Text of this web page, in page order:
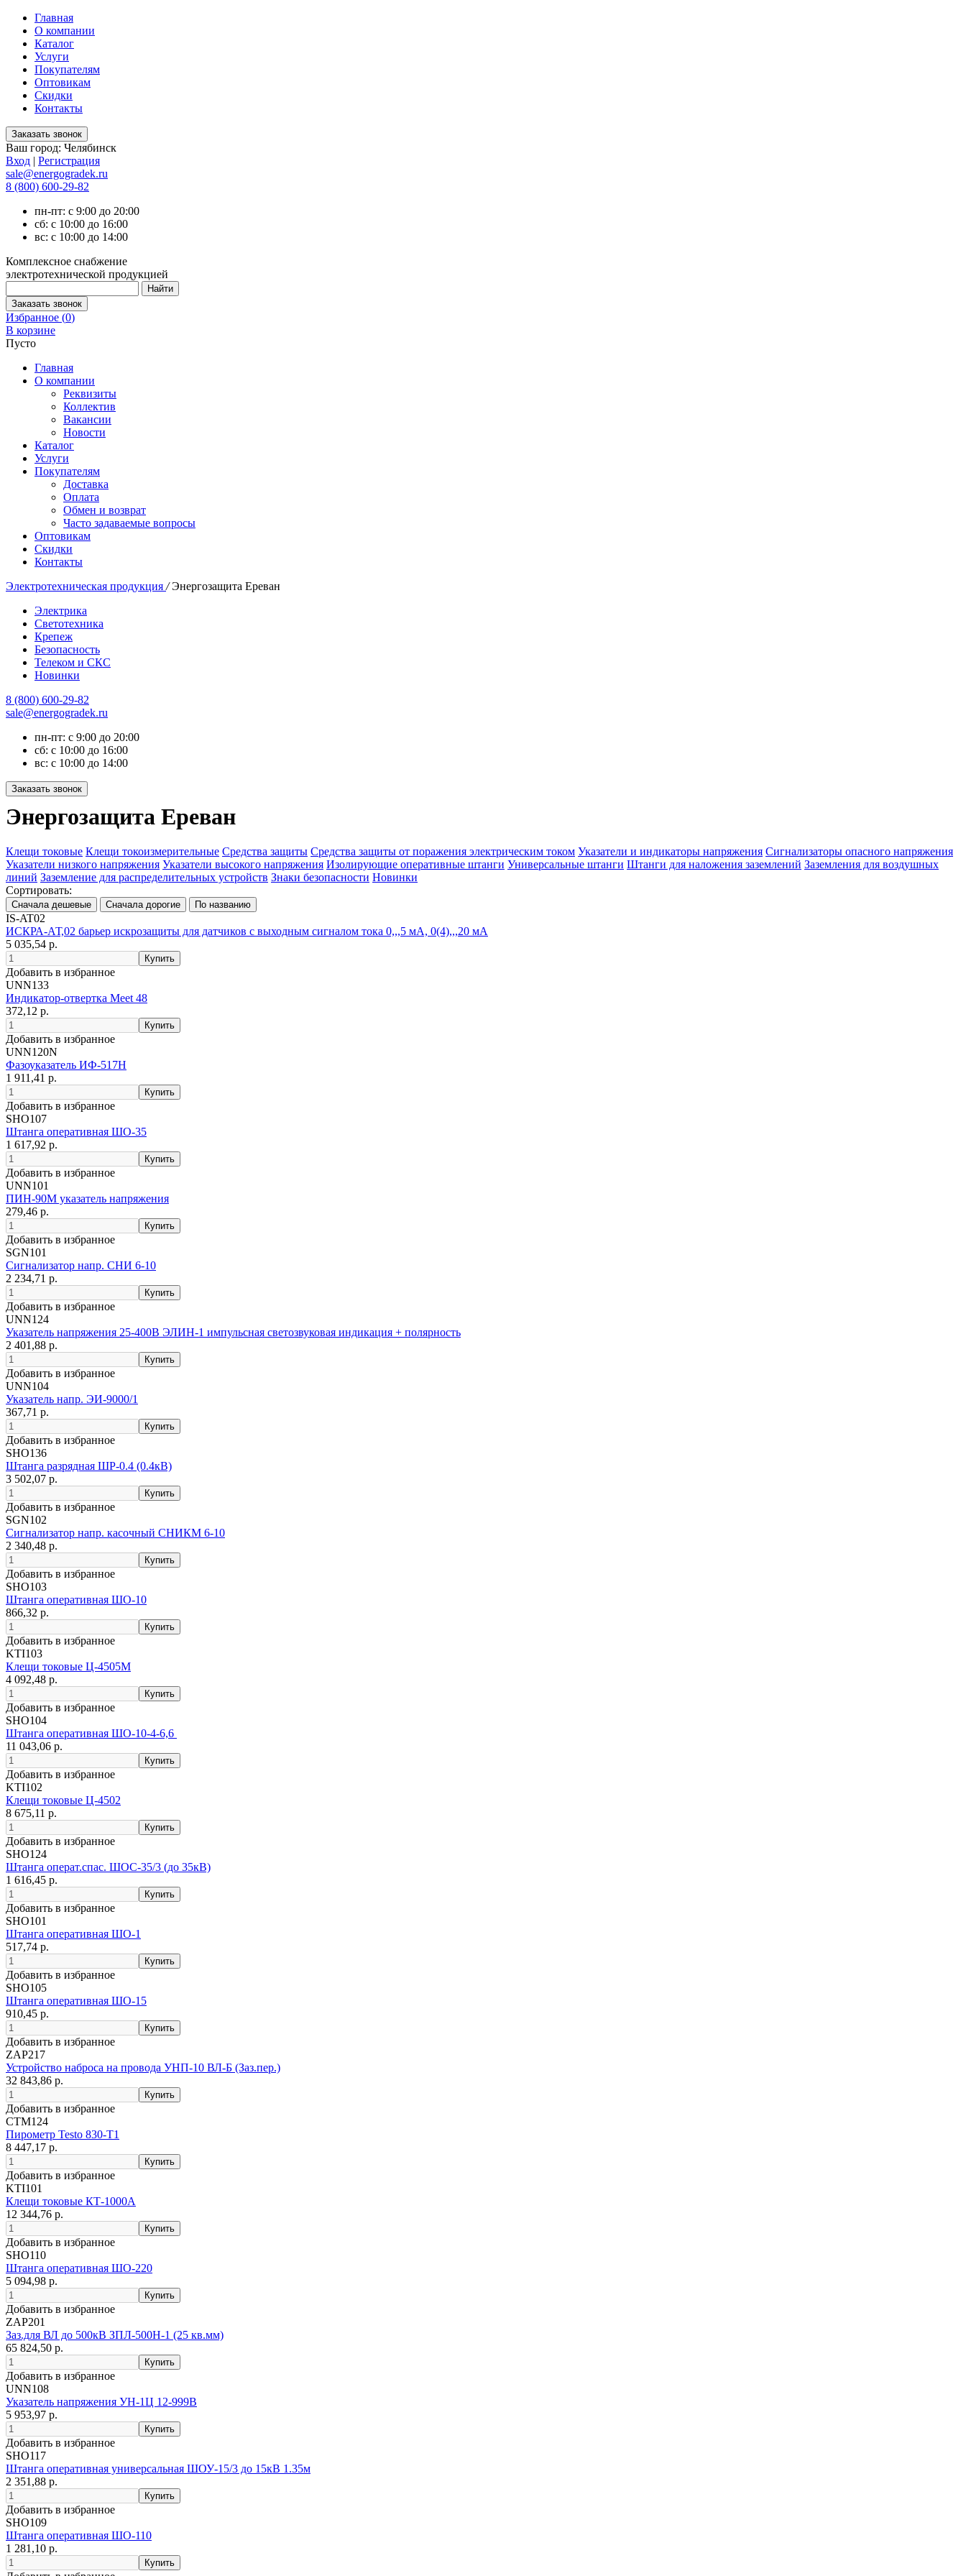
Главная
О компании
Каталог
Услуги
Покупателям
Оптовикам
Скидки
Контакты
Ваш город: Челябинск
Вход | Регистрация
sale@energogradek.ru
8 (800) 600-29-82
пн-пт: с 9:00 до 20:00
сб: с 10:00 до 16:00
вс: с 10:00 до 14:00
Комплексное снабжение
электротехнической продукцией
Избранное (0)
В корзине
Пусто
Главная
О компании
Реквизиты
Коллектив
Вакансии
Новости
Каталог
Услуги
Покупателям
Доставка
Оплата
Обмен и возврат
Часто задаваемые вопросы
Оптовикам
Скидки
Контакты
Электротехническая продукция / Энергозащита Ереван
Электрика
Светотехника
Крепеж
Безопасность
Телеком и СКС
Новинки
8 (800) 600-29-82
sale@energogradek.ru
пн-пт: с 9:00 до 20:00
сб: с 10:00 до 16:00
вс: с 10:00 до 14:00
Энергозащита Ереван
Клещи токовые Клещи токоизмерительные Средства защиты Средства защиты от поражения электрическим током Указатели и индикаторы напряжения Сигнализаторы опасного напряжения
Указатели низкого напряжения Указатели высокого напряжения Изолирующие оперативные штанги Универсальные штанги Штанги для наложения заземлений Заземления для воздушных
линий Заземление для распределительных устройств Знаки безопасности Новинки
Сортировать:
IS-AT02
ИСКРА-АТ,02 барьер искрозащиты для датчиков с выходным сигналом тока 0,,,5 мА, 0(4),,,20 мА
5 035,54 р.
Добавить в избранное
UNN133
Индикатор-отвертка Meet 48
372,12 р.
Добавить в избранное
UNN120N
Фазоуказатель ИФ-517Н
1 911,41 р.
Добавить в избранное
SHO107
Штанга оперативная ШО-35
1 617,92 р.
Добавить в избранное
UNN101
ПИН-90М указатель напряжения
279,46 р.
Добавить в избранное
SGN101
Сигнализатор напр. СНИ 6-10
2 234,71 р.
Добавить в избранное
UNN124
Указатель напряжения 25-400В ЭЛИН-1 импульсная светозвуковая индикация + полярность
2 401,88 р.
Добавить в избранное
UNN104
Указатель напр. ЭИ-9000/1
367,71 р.
Добавить в избранное
SHO136
Штанга разрядная ШР-0.4 (0.4кВ)
3 502,07 р.
Добавить в избранное
SGN102
Сигнализатор напр. касочный СНИКМ 6-10
2 340,48 р.
Добавить в избранное
SHO103
Штанга оперативная ШО-10
866,32 р.
Добавить в избранное
KTI103
Клещи токовые Ц-4505М
4 092,48 р.
Добавить в избранное
SHO104
Штанга оперативная ШО-10-4-6,6
11 043,06 р.
Добавить в избранное
KTI102
Клещи токовые Ц-4502
8 675,11 р.
Добавить в избранное
SHO124
Штанга операт.спас. ШОС-35/3 (до 35кВ)
1 616,45 р.
Добавить в избранное
SHO101
Штанга оперативная ШО-1
517,74 р.
Добавить в избранное
SHO105
Штанга оперативная ШО-15
910,45 р.
Добавить в избранное
ZAP217
Устройство наброса на провода УНП-10 ВЛ-Б (Заз.пер.)
32 843,86 р.
Добавить в избранное
CTM124
Пирометр Testo 830-T1
8 447,17 р.
Добавить в избранное
KTI101
Клещи токовые КТ-1000А
12 344,76 р.
Добавить в избранное
SHO110
Штанга оперативная ШО-220
5 094,98 р.
Добавить в избранное
ZAP201
Заз.для ВЛ до 500кВ ЗПЛ-500Н-1 (25 кв.мм)
65 824,50 р.
Добавить в избранное
UNN108
Указатель напряжения УН-1Ц 12-999В
5 953,97 р.
Добавить в избранное
SHO117
Штанга оперативная универсальная ШОУ-15/3 до 15кВ 1.35м
2 351,88 р.
Добавить в избранное
SHO109
Штанга оперативная ШО-110
1 281,10 р.